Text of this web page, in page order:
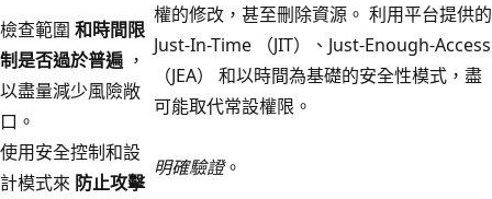
檢查範圍 和時間限
制是否過於普遍 ，
以盡量減少風險敞
口。
權的修改，甚至刪除資源。 利用平台提供的
Just-In-Time （JIT）、Just-Enough-Access
（JEA） 和以時間為基礎的安全性模式，盡
可能取代常設權限。
使用安全控制和設
計模式來 防止攻擊
明確驗證。